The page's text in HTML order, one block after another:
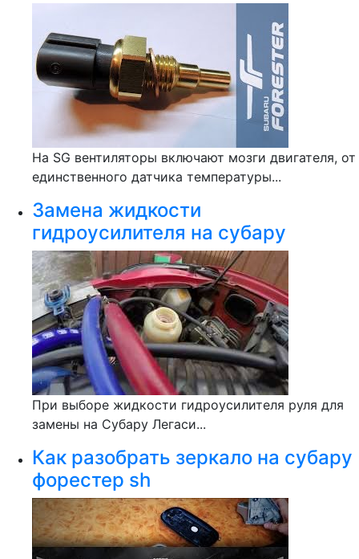
На SG вентиляторы включают мозги двигателя, от
единственного датчика температуры...
Замена жидкости
гидроусилителя на субару
При выборе жидкости гидроусилителя руля для
замены на Субару Легаси...
Как разобрать зеркало на субару
форестер sh